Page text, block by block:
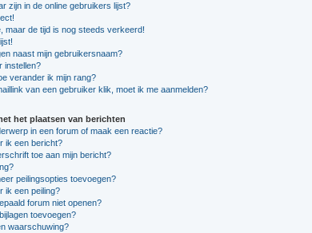
zijn in de online gebruikers lijst?
maar de tijd is nog steeds verkeerd!
naast mijn gebruikersnaam?
instellen?
verander ik mijn rang?
van een gebruiker klik, moet ik me aanmelden?
het plaatsen van berichten
in een forum of maak een reactie?
ik een bericht?
toe aan mijn bericht?
peilingsopties toevoegen?
ik een peiling?
forum niet openen?
toevoegen?
waarschuwing?